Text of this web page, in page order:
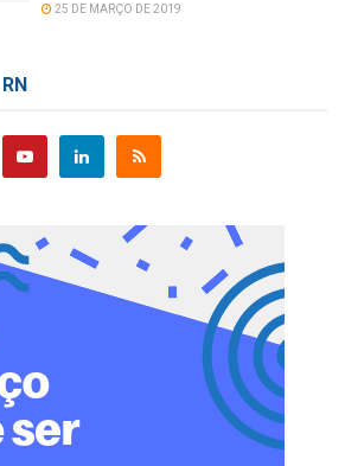
25 DE MARÇO DE 2019